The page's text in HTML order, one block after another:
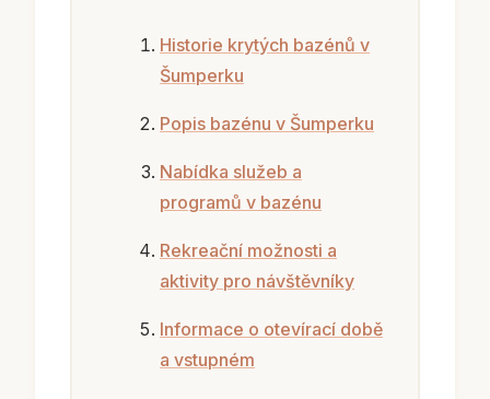
Historie krytých bazénů v
Šumperku
Popis bazénu v Šumperku
Nabídka služeb a
programů v bazénu
Rekreační možnosti a
aktivity pro návštěvníky
Informace o otevírací době
a vstupném